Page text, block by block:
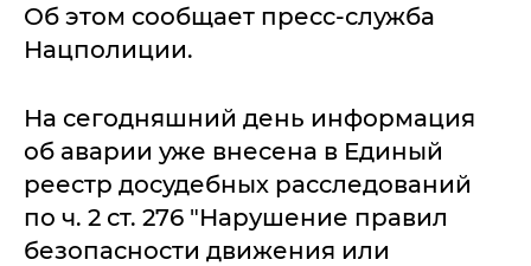
Об этом сообщает пресс-служба
Нацполиции.
На сегодняшний день информация
об аварии уже внесена в Единый
реестр досудебных расследований
по ч. 2 ст. 276 "Нарушение правил
безопасности движения или